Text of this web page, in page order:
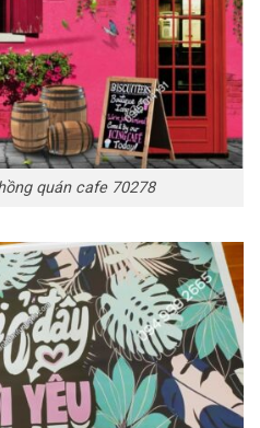
quán cafe 70278